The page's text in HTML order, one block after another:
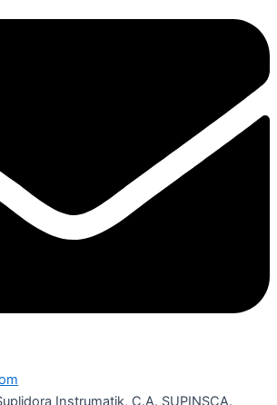
Instrumatik, C.A. SUPINSCA.